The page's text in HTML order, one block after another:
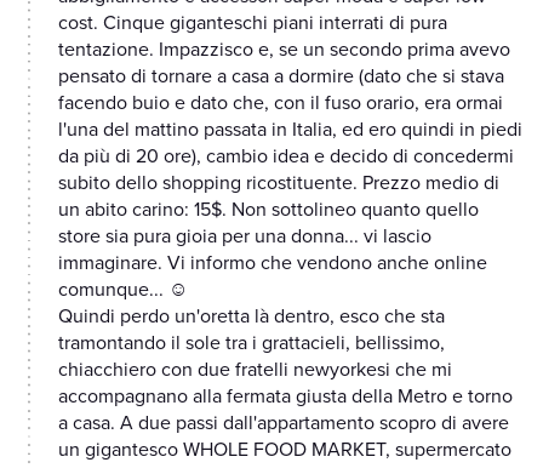
cost. Cinque giganteschi piani interrati di pura
tentazione. Impazzisco e, se un secondo prima avevo
pensato di tornare a casa a dormire (dato che si stava
facendo buio e dato che, con il fuso orario, era ormai
l'una del mattino passata in Italia, ed ero quindi in piedi
da più di 20 ore), cambio idea e decido di concedermi
subito dello shopping ricostituente. Prezzo medio di
un abito carino: 15$. Non sottolineo quanto quello
store sia pura gioia per una donna... vi lascio
immaginare. Vi informo che vendono anche online
comunque... ☺
Quindi perdo un'oretta là dentro, esco che sta
tramontando il sole tra i grattacieli, bellissimo,
chiacchiero con due fratelli newyorkesi che mi
accompagnano alla fermata giusta della Metro e torno
a casa. A due passi dall'appartamento scopro di avere
un gigantesco WHOLE FOOD MARKET, supermercato